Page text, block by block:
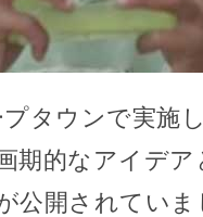
タウンで実施
期的なアイデ
公開されてい